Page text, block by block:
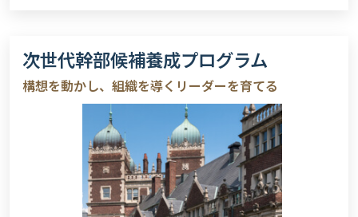
次世代幹部候補養成プログラム
構想を動かし、組織を導くリーダーを育てる